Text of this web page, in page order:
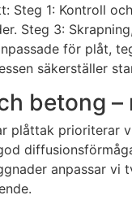
Steg 1: Kontroll
Steg 3:
för plåt,
säkerställer
betong
plåttak prioriterar
anpassar